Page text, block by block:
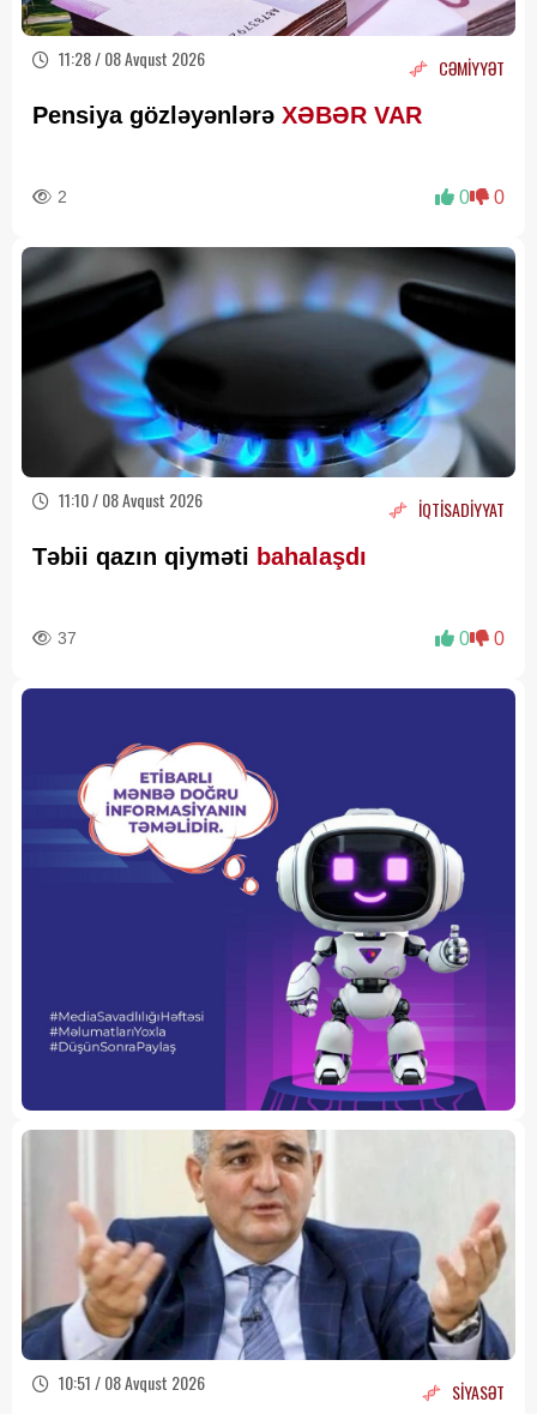
11:28 / 08 Avqust 2026 CƏMİYYƏT
Pensiya gözləyənlərə XƏBƏR VAR
2 0 0
11:10 / 08 Avqust 2026 İQTİSADİYYAT
Təbii qazın qiyməti bahalaşdı
37 0 0
10:51 / 08 Avqust 2026 SİYASƏT